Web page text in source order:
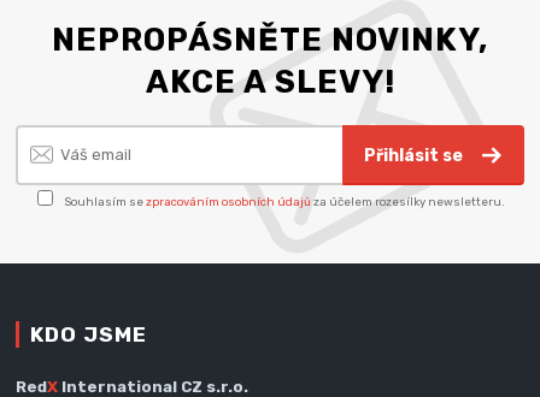
NEPROPÁSNĚTE NOVINKY,
AKCE A SLEVY!
Přihlásit se
Souhlasím sezpracováním osobních údajů za účelem rozesílky newsletteru.
KDO JSME
RedX International CZ s.r.o.